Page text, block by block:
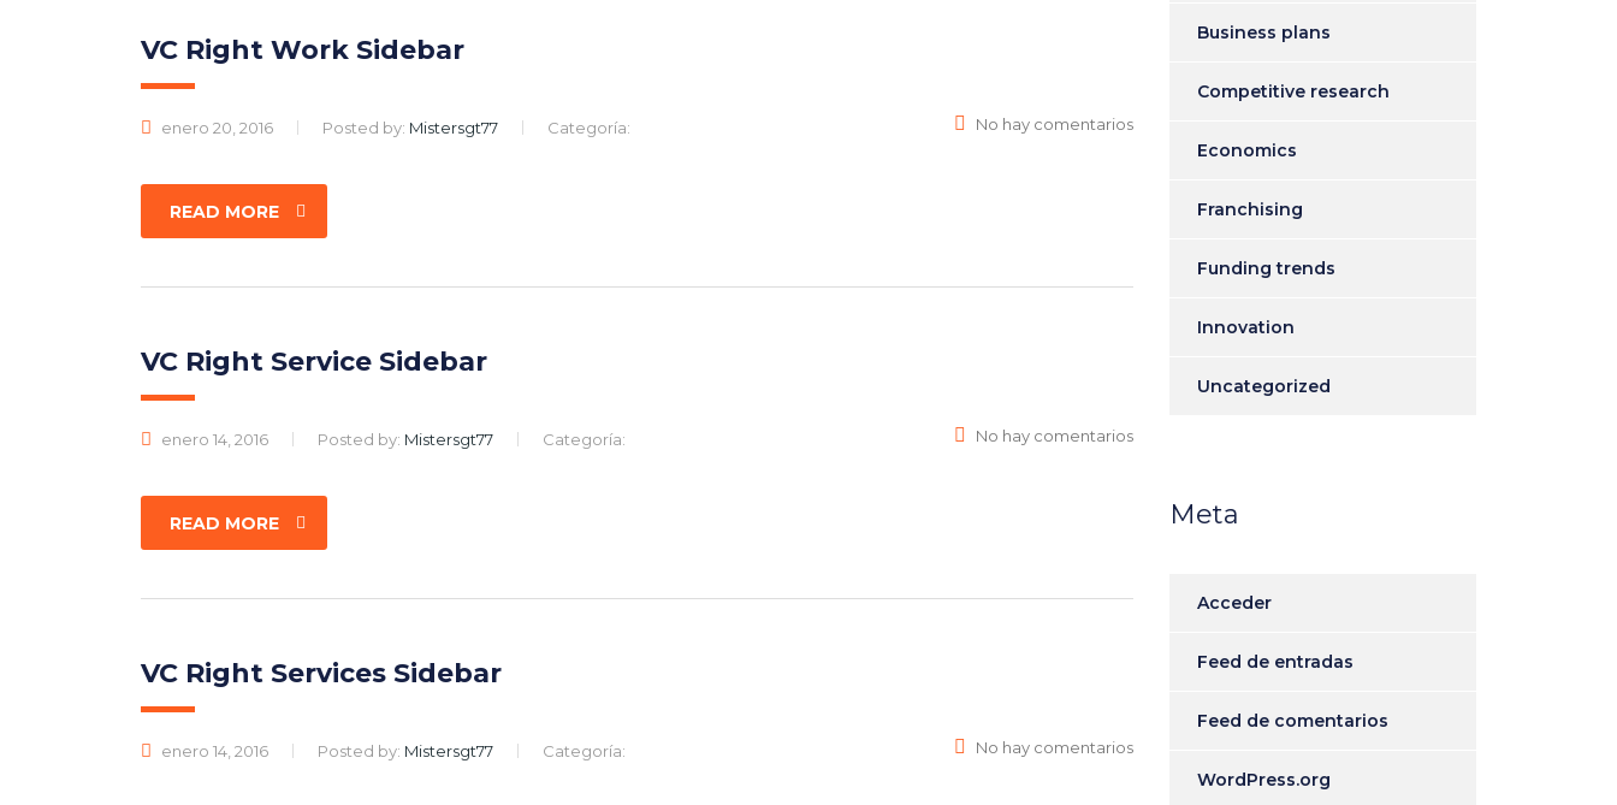
VC Right Work Sidebar
enero 20, 2016 Posted by: Mistersgt77 Categoría: No hay comentarios
READ MORE
VC Right Service Sidebar
enero 14, 2016 Posted by: Mistersgt77 Categoría: No hay comentarios
READ MORE
VC Right Services Sidebar
enero 14, 2016 Posted by: Mistersgt77 Categoría: No hay comentarios
Business plans
Competitive research
Economics
Franchising
Funding trends
Innovation
Uncategorized
Meta
Acceder
Feed de entradas
Feed de comentarios
WordPress.org